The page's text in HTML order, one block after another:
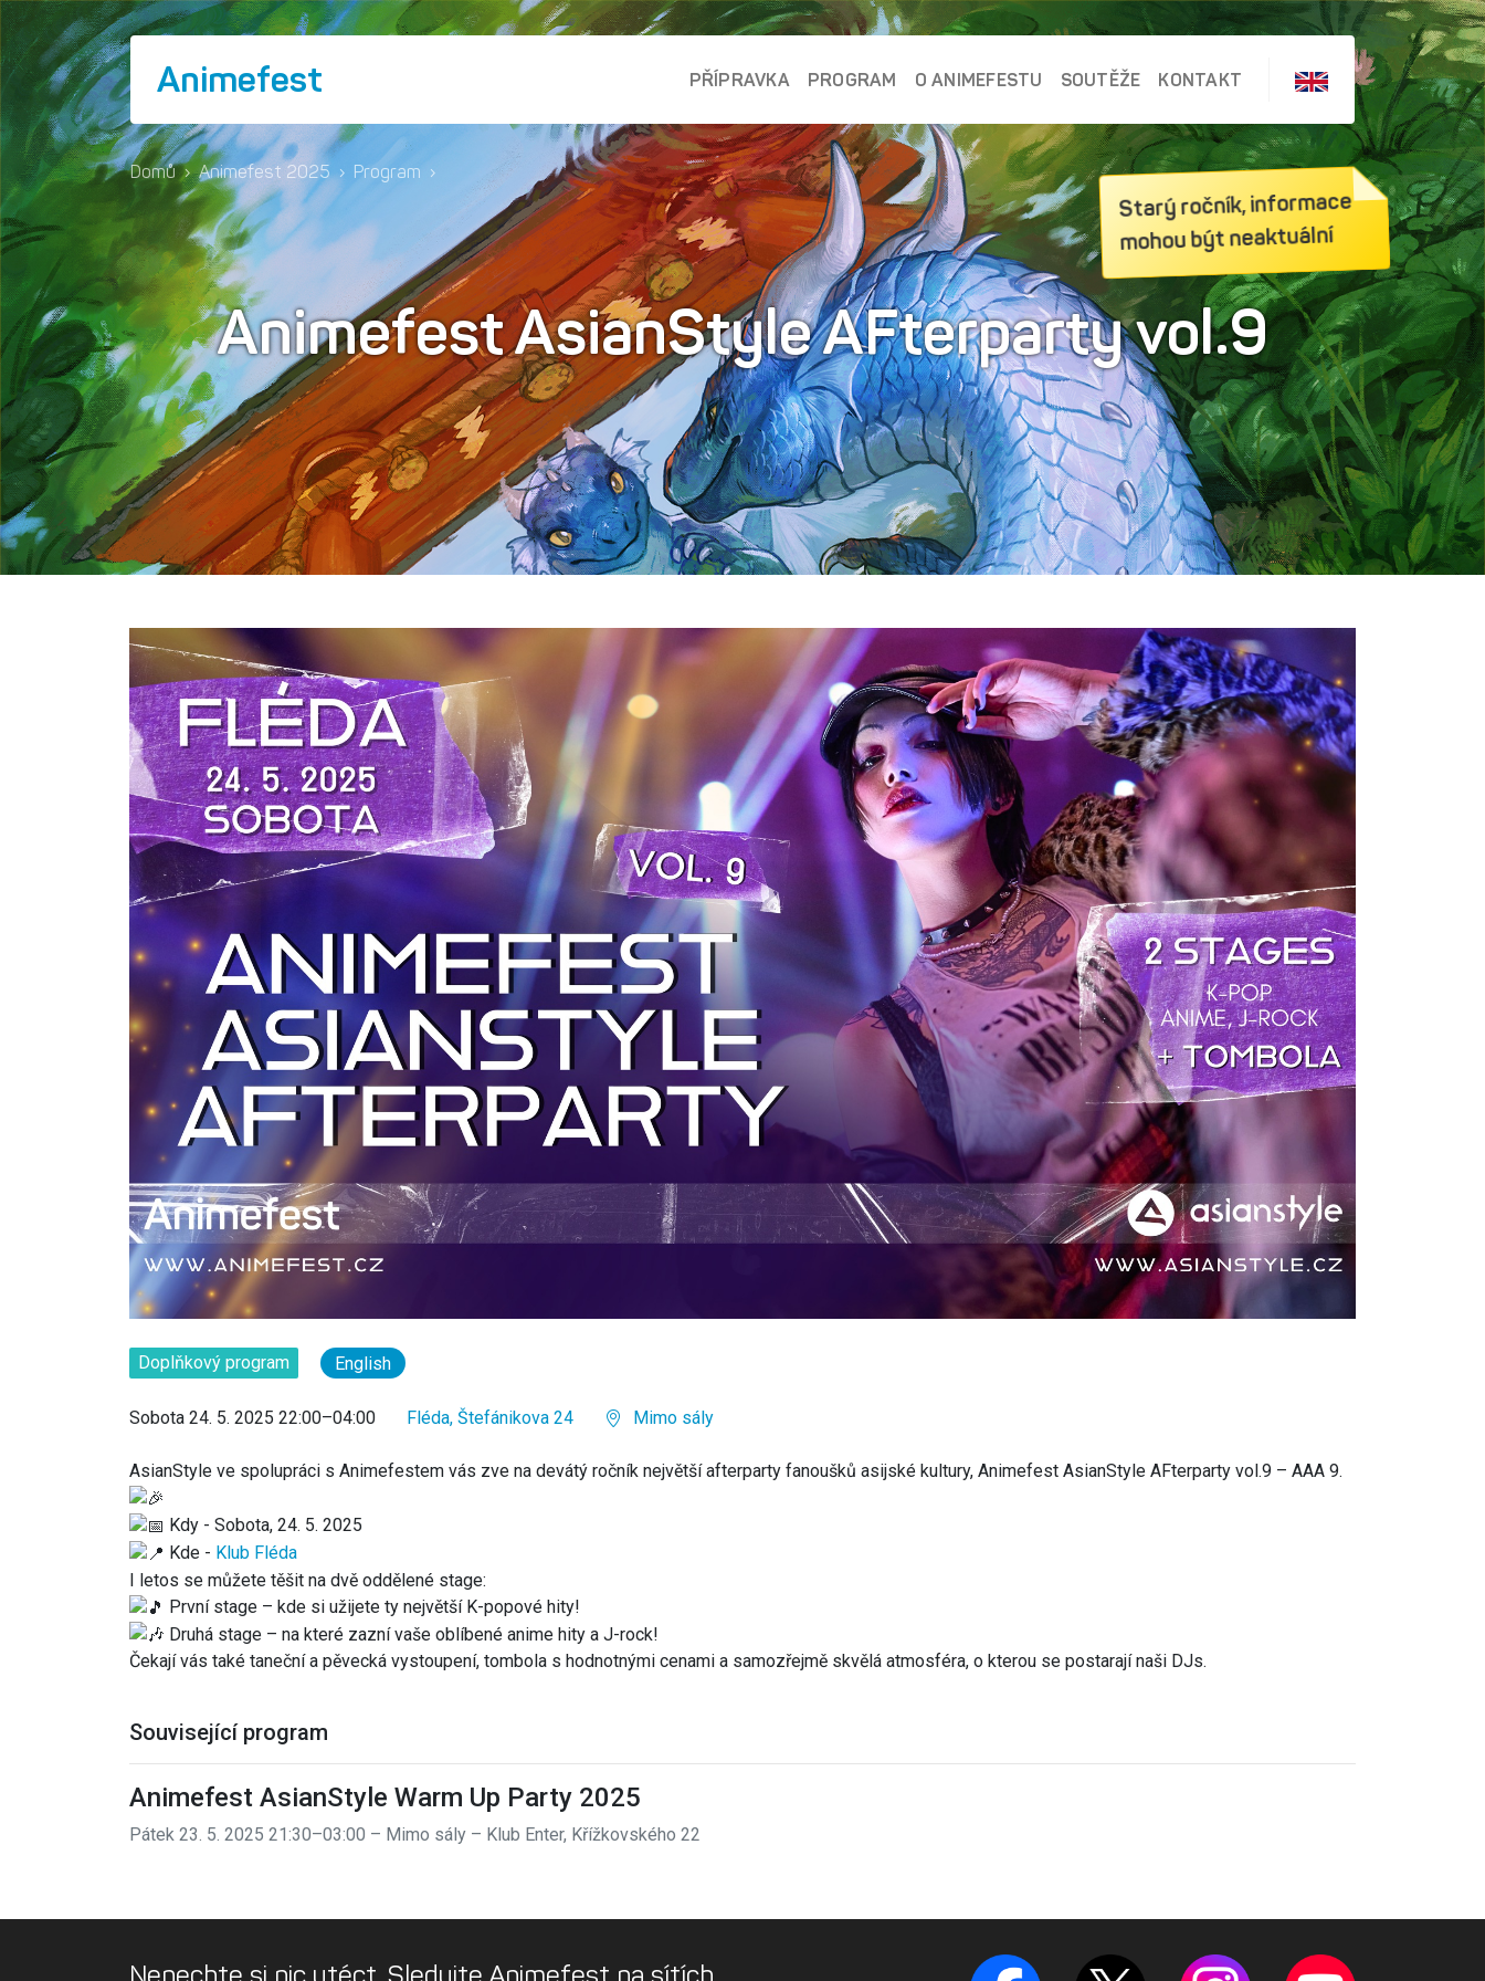
Animefest PŘÍPRAVKA PROGRAM O ANIMEFESTU SOUTĚŽE KONTAKT
Domů › Animefest 2025 › Program ›
Animefest AsianStyle AFterparty vol.9
Starý ročník, informace
mohou být neaktuální
Doplňkový program English
Sobota 24. 5. 2025 22:00–04:00 Fléda, Štefánikova 24 Mimo sály
AsianStyle ve spolupráci s Animefestem vás zve na devátý ročník největší afterparty fanoušků asijské kultury, Animefest AsianStyle AFterparty vol.9 – AAA 9.
Kdy - Sobota, 24. 5. 2025
Kde - Klub Fléda
I letos se můžete těšit na dvě oddělené stage:
První stage – kde si užijete ty největší K-popové hity!
Druhá stage – na které zazní vaše oblíbené anime hity a J-rock!
Čekají vás také taneční a pěvecká vystoupení, tombola s hodnotnými cenami a samozřejmě skvělá atmosféra, o kterou se postarají naši DJs.
Související program
Animefest AsianStyle Warm Up Party 2025
Pátek 23. 5. 2025 21:30–03:00 – Mimo sály – Klub Enter, Křížkovského 22